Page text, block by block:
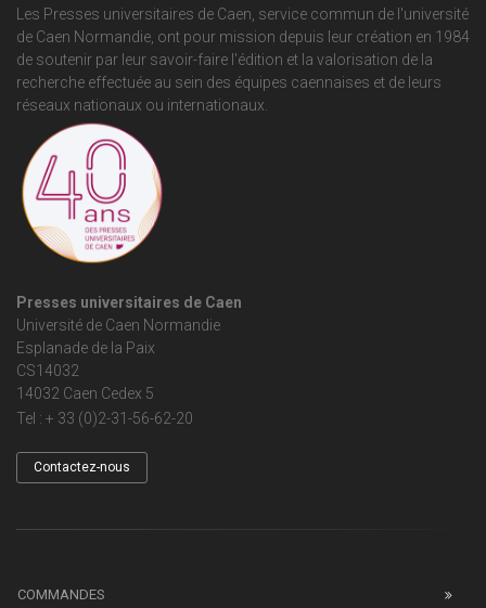
Les Presses universitaires de Caen, service commun de l'université
de Caen Normandie, ont pour mission depuis leur création en 1984
de soutenir par leur savoir-faire l'édition et la valorisation de la
recherche effectuée au sein des équipes caennaises et de leurs
réseaux nationaux ou internationaux.
Presses universitaires de Caen
Université de Caen Normandie
Esplanade de la Paix
CS14032
14032 Caen Cedex 5
Tel : + 33 (0)2-31-56-62-20
Contactez-nous
COMMANDES